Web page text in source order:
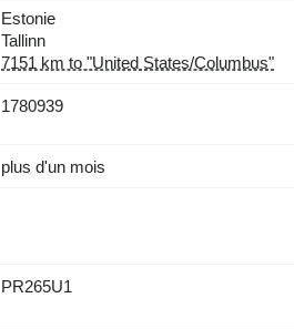
Estonie
Tallinn
7151 km to "United States/Columbus"
1780939
plus d'un mois
PR265U1